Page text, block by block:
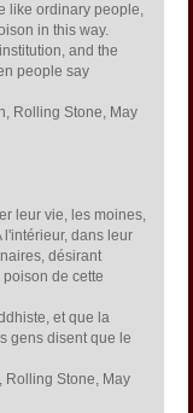
like ordinary people,
in this way.
and the
people say
Rolling Stone, May
leur vie, les moines,
l'intérieur, dans leur
désirant
de cette
et que la
gens disent que le
Rolling Stone, May